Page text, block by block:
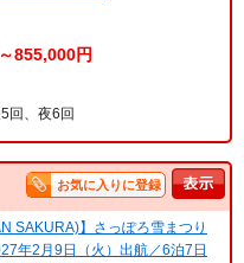
855,000円
回、夜6回
お気に入りに登録
SAKURA)】さっぽろ雪まつり
年2月9日（火）出航／6泊7日